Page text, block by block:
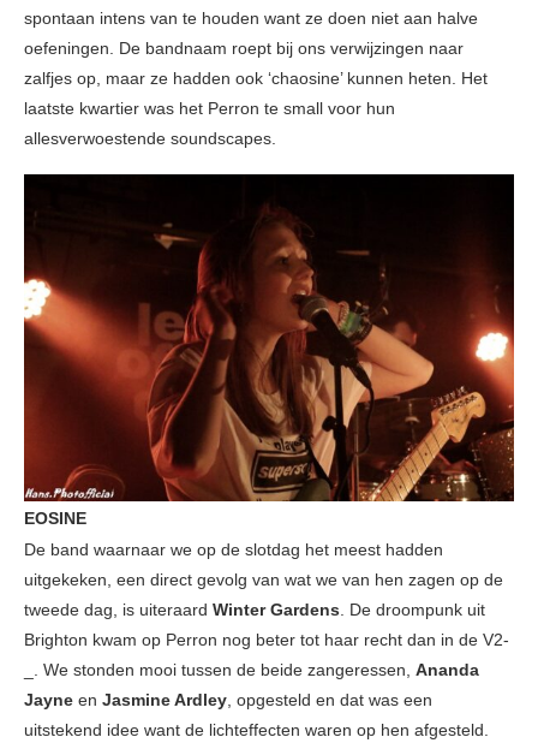
spontaan intens van te houden want ze doen niet aan halve
oefeningen. De bandnaam roept bij ons verwijzingen naar
zalfjes op, maar ze hadden ook ‘chaosine’ kunnen heten. Het
laatste kwartier was het Perron te small voor hun
allesverwoestende soundscapes.
EOSINE
De band waarnaar we op de slotdag het meest hadden
uitgekeken, een direct gevolg van wat we van hen zagen op de
tweede dag, is uiteraard Winter Gardens . De droompunk uit
Brighton kwam op Perron nog beter tot haar recht dan in de V2­
_. We stonden mooi tussen de beide zangeressen, Ananda
Jayne en Jasmine Ardley , opgesteld en dat was een
uitstekend idee want de lichteffecten waren op hen afgesteld.